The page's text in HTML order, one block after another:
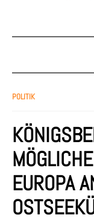
POLITIK
EUROPA